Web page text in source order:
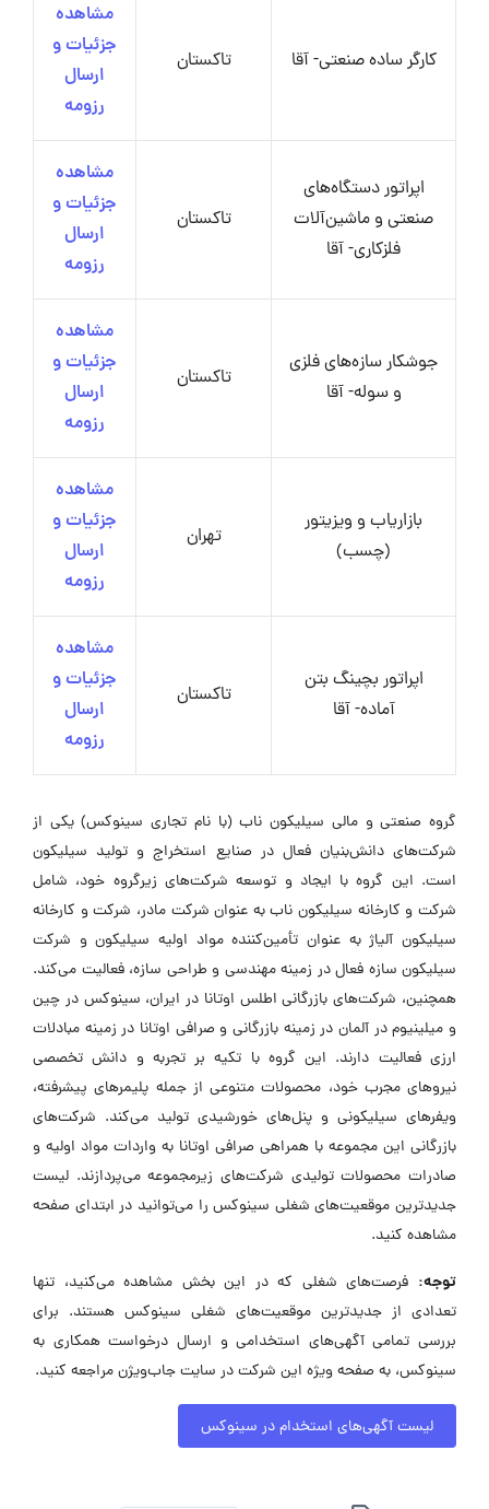
کارگر ساده صنعتی- آقا تاکستان
مشاهده
جزئیات و
ارسال
رزومه
اپراتور دستگاه‌های
صنعتی و ماشین‌آلات
فلزکاری- آقا
تاکستان
مشاهده
جزئیات و
ارسال
رزومه
جوشکار سازه‌های فلزی
و سوله- آقا
تاکستان
مشاهده
جزئیات و
ارسال
رزومه
بازاریاب و ویزیتور
(چسب)
تهران
مشاهده
جزئیات و
ارسال
رزومه
اپراتور بچینگ بتن
آماده- آقا
تاکستان
مشاهده
جزئیات و
ارسال
رزومه
گروه صنعتی و مالی سیلیکون ناب (با نام تجاری سینوکس) یکی از
شرکت‌های دانش‌بنیان فعال در صنایع استخراج و تولید سیلیکون
است. این گروه با ایجاد و توسعه شرکت‌های زیرگروه خود، شامل
شرکت و کارخانه سیلیکون ناب به عنوان شرکت مادر، شرکت و کارخانه
سیلیکون آلیاژ به عنوان تأمین‌کننده مواد اولیه سیلیکون و شرکت
سیلیکون سازه فعال در زمینه مهندسی و طراحی سازه، فعالیت می‌کند.
همچنین، شرکت‌های بازرگانی اطلس اوتانا در ایران، سینوکس در چین
و میلینیوم در آلمان در زمینه بازرگانی و صرافی اوتانا در زمینه مبادلات
ارزی فعالیت دارند. این گروه با تکیه بر تجربه و دانش تخصصی
نیروهای مجرب خود، محصولات متنوعی از جمله پلیمرهای پیشرفته،
ویفرهای سیلیکونی و پنل‌های خورشیدی تولید می‌کند. شرکت‌های
بازرگانی این مجموعه با همراهی صرافی اوتانا به واردات مواد اولیه و
صادرات محصولات تولیدی شرکت‌های زیرمجموعه می‌پردازند. لیست
جدیدترین موقعیت‌های شغلی سینوکس را می‌توانید در ابتدای صفحه
مشاهده کنید.
توجه: فرصت‌های شغلی که در این بخش مشاهده می‌کنید، تنها
تعدادی از جدیدترین موقعیت‌های شغلی سینوکس هستند. برای
بررسی تمامی آگهی‌های استخدامی و ارسال درخواست همکاری به
سینوکس، به صفحه ویژه این شرکت در سایت جاب‌ویژن مراجعه کنید.
لیست آگهی‌های استخدام در سینوکس